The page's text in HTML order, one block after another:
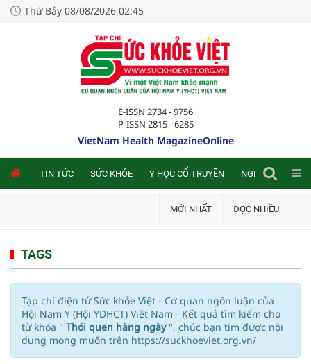
Thứ Bảy 08/08/2026 02:45
E-ISSN 2734 - 9756
P-ISSN 2815 - 6285
VietNam Health MagazineOnline
TIN TỨC SỨC KHỎE Y HỌC CỔ TRUYỀN NGHIÊN CỨU
MỚI NHẤT ĐỌC NHIỀU
TAGS
Tạp chí điện tử Sức khỏe Việt - Cơ quan ngôn luận của
Hội Nam Y (Hội YDHCT) Việt Nam - Kết quả tìm kiếm cho
từ khóa " Thói quen hàng ngày ", chúc bạn tìm được nội
dung mong muốn trên https://suckhoeviet.org.vn/